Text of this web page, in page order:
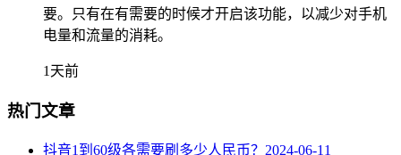
要。只有在有需要的时候才开启该功能，以减少对手机
电量和流量的消耗。
1天前
热门文章
抖音1到60级各需要刷多少人民币？ 2024-06-11